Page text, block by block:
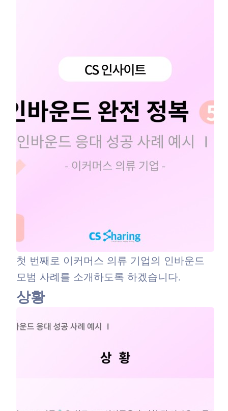
첫 번째로 이커머스 의류 기업의 인바운드
모범 사례를 소개하도록 하겠습니다.
상황